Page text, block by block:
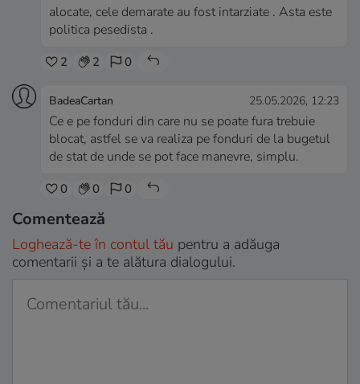
alocate, cele demarate au fost intarziate . Asta este
politica pesedista .
2 2 0
BadeaCartan 25.05.2026, 12:23
Ce e pe fonduri din care nu se poate fura trebuie
blocat, astfel se va realiza pe fonduri de la bugetul
de stat de unde se pot face manevre, simplu.
0 0 0
Comentează
Loghează-te în contul tău pentru a adăuga
comentarii și a te alătura dialogului.